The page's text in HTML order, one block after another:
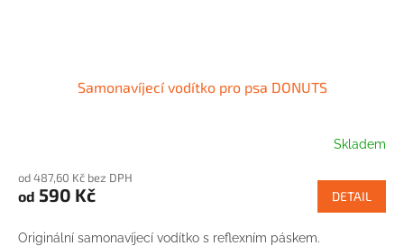
Samonavíjecí vodítko pro psa DONUTS
Skladem
od 487,60 Kč bez DPH
od 590 Kč DETAIL
Originální samonavíjecí vodítko s reflexním páskem.